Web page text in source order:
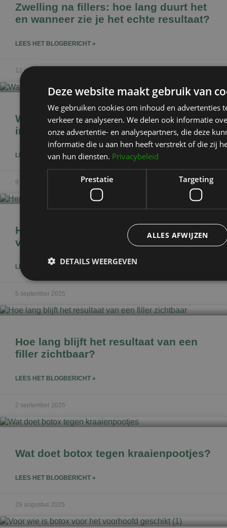
Zwelling na fillers: hoe lang duurt het
en wanneer zie je het echte resultaat?
LEES HET BLOGBERICHT »
12 september 2025
Wat te doen bij blauwe plekken na
injectables?
LEES HET BLOGBERICHT »
9 september 2025
Herstel na fillers: dit is wat je mag
verwachten na een behandeling
LEES HET BLOGBERICHT »
5 september 2025
Hoe lang blijft het resultaat van een
filler zichtbaar?
LEES HET BLOGBERICHT »
2 september 2025
Wat doet botox tegen kraaienpootjes?
LEES HET BLOGBERICHT »
29 augustus 2025
Deze website maakt gebruik van
We gebruiken cookies om inhoud en advertenties
verkeer te analyseren. We delen ook informatie
onze advertentie- en analysepartners, die deze
informatie die u aan hen heeft verstrekt of die zij
van hun diensten. Privacybeleid
Prestatie Targeting
ALLES AFWIJZEN
DETAILS WEERGEVEN
wp-